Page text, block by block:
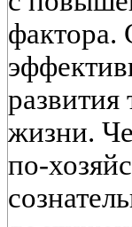
фактора.
развития
жизни.
по-